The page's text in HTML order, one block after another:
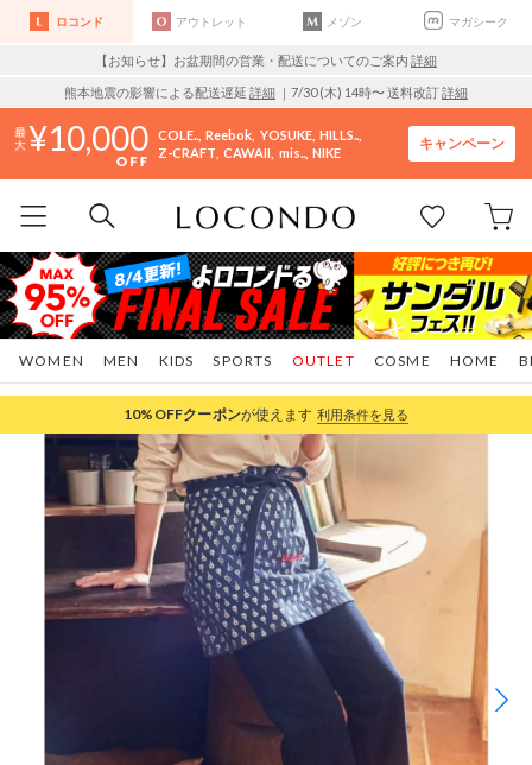
ロコンド アウトレット メゾン マガシーク
【お知らせ】お盆期間の営業・配送についてのご案内 詳細
熊本地震の影響による配送遅延 詳細 ｜7/30 (木) 14時〜 送料改訂詳細
10,000 COLE.. Reebok YOSUKE HILLS..
Z-CRAFT CAWAII mis.. NIKE
キャンペーン
WOMEN MEN KIDS SPORTS COSME HOME
OUTLET
10%OFFクーポンが使えます 利用条件を見る